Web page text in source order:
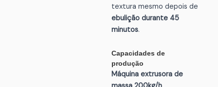
textura mesmo depois de
ebulição durante 45
minutos.
Capacidades de
produção
Máquina extrusora de